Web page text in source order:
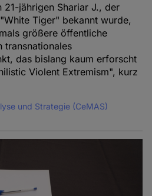
21-jährigen Shariar J., der
Tiger" bekannt wurde,
größere öffentliche
transnationales
das bislang kaum erforscht
Violent Extremism", kurz
und Strategie (CeMAS)